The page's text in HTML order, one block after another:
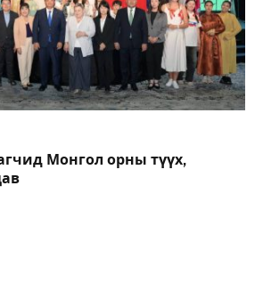
Монгол орны түүх,